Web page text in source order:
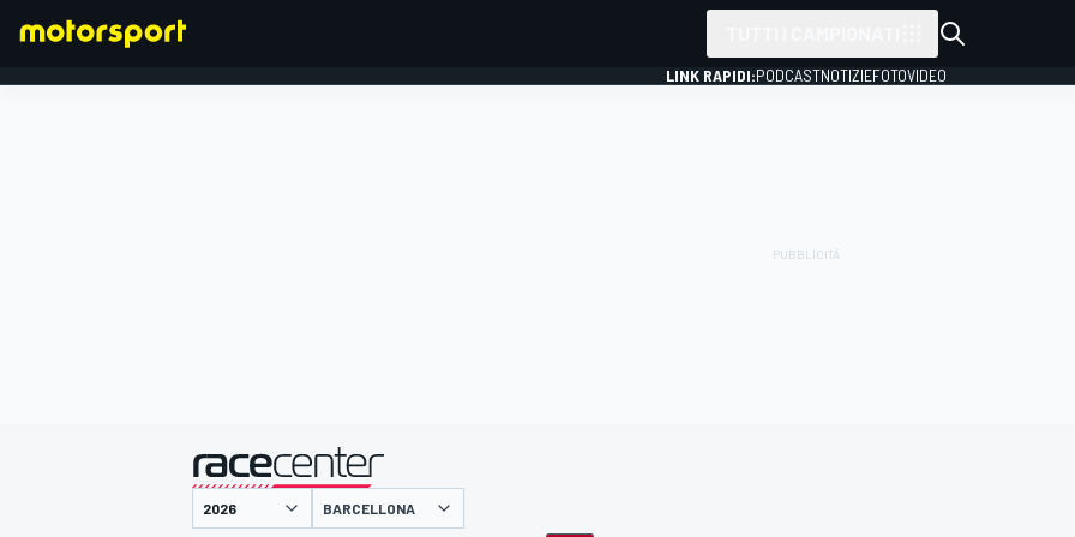
LINK RAPIDI:PODCASTNOTIZIEFOTOVIDEO
presentato da
BARCELLONA